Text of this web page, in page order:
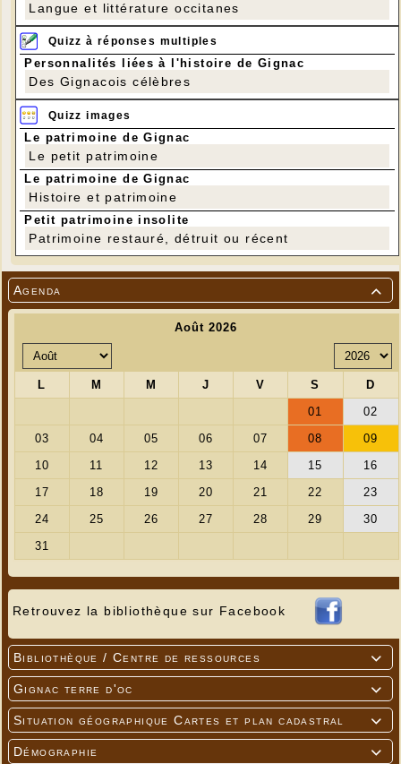

Agenda
Retrouvez la bibliothèque sur Facebook

Bibliothèque / Centre de ressources

Gignac terre d'oc

Situation géographique Cartes et plan cadastral

Démographie
Langue et littérature occitanes
Quizz à réponses multiples
Personnalités liées à l'histoire de Gignac
Des Gignacois célèbres
Quizz images
Le patrimoine de Gignac
Le petit patrimoine
Le patrimoine de Gignac
Histoire et patrimoine
Petit patrimoine insolite
Patrimoine restauré, détruit ou récent